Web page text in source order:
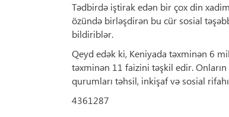
Tədbirdə iştirak edən bir çox din
özündə birləşdirən bu cür sosial
bildiriblər.
Qeyd edək ki, Keniyada təxminən 6
təxminən 11 faizini təşkil edir.
qurumları təhsil, inkişaf və sosial
4361287